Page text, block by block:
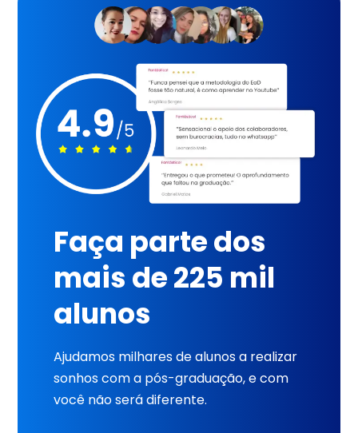
Faça parte dos
mais de 225 mil
alunos
Ajudamos milhares de alunos a realizar
sonhos com a pós-graduação, e com
você não será diferente.